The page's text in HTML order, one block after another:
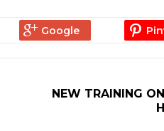
NEW TRAINING